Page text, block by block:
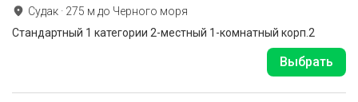
Судак · 275 м до Черного моря
Стандартный 1 категории 2-местный 1-комнатный корп.2
Выбрать